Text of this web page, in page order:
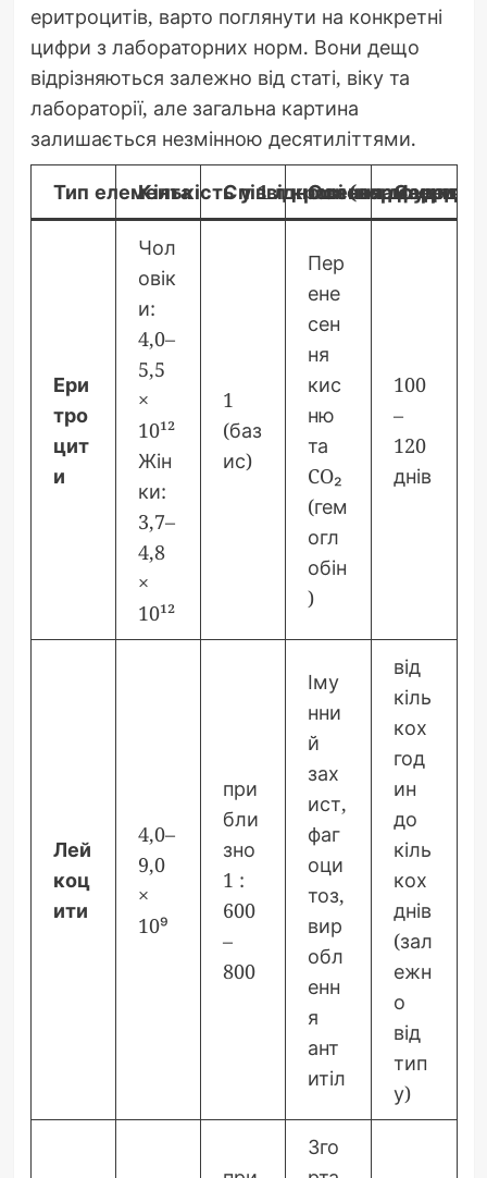
еритроцитів, варто поглянути на конкретні
цифри з лабораторних норм. Вони дещо
відрізняються залежно від статі, віку та
лабораторії, але загальна картина
залишається незмінною десятиліттями.
Тип елементаКількість у 1 л крові (норма для
Співвідношення до
Основна функція
Середня
Ери
тро
цит
и
Чол
овік
и:
4,0–
5,5
×
10¹²
Жін
ки:
3,7–
4,8
×
10¹²
1
(баз
ис)
Пер
ене
сен
ня
кис
ню
та
CO₂
(гем
огл
обін
)
100
–
120
днів
Лей
коц
ити
4,0–
9,0
×
10⁹
при
бли
зно
1 :
600
–
800
Іму
нни
й
зах
ист,
фаг
оци
тоз,
вир
обл
енн
я
ант
итіл
від
кіль
кох
год
ин
до
кіль
кох
днів
(зал
ежн
о
від
тип
у)
Зго